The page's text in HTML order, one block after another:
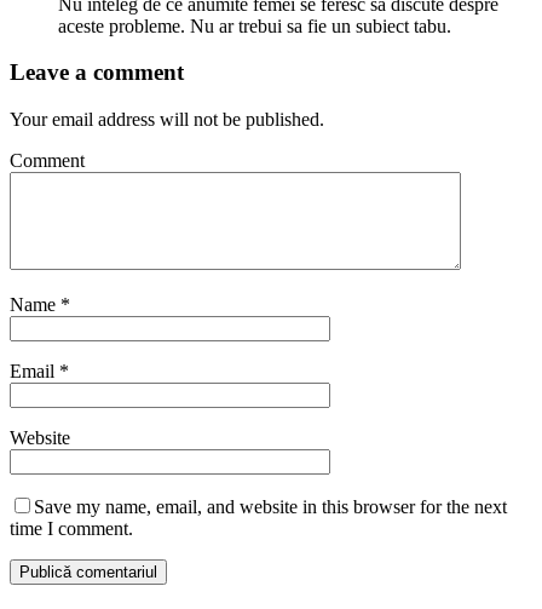
aceste probleme. Nu ar trebui sa fie un subiect tabu.
Leave a comment
Your email address will not be published.
Comment
Name *
Email *
Website
Save my name, email, and website in this browser for the next
time I comment.